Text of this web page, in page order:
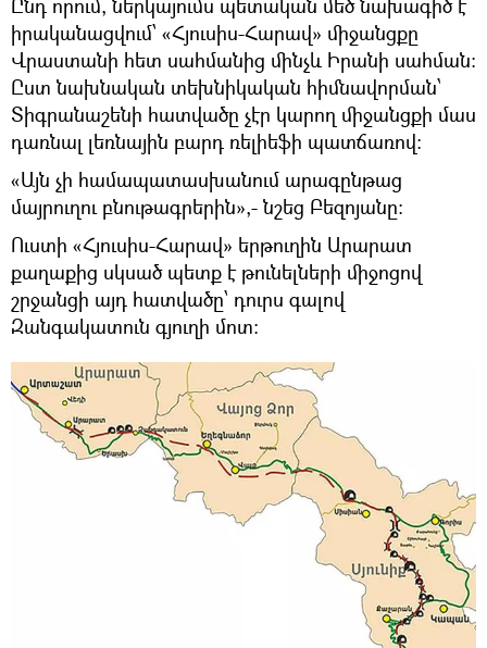
Ընդ որում, ներկայումս պետական մեծ նախագիծ է
իրականացվում՝ «Հյուսիս-Հարավ» միջանցքը
Վրաստանի հետ սահմանից մինչև Իրանի սահման։
Ըստ նախնական տեխնիկական հիմնավորման՝
Տիգրանաշենի հատվածը չէր կարող միջանցքի մաս
դառնալ լեռնային բարդ ռելիեֆի պատճառով։
«Այն չի համապատասխանում արագընթաց
մայրուղու բնութագրերին»,- նշեց Բեզոյանը։
Ուստի «Հյուսիս-Հարավ» երթուղին Արարատ
քաղաքից սկսած պետք է թունելների միջոցով
շրջանցի այդ հատվածը՝ դուրս գալով
Զանգակատուն գյուղի մոտ։